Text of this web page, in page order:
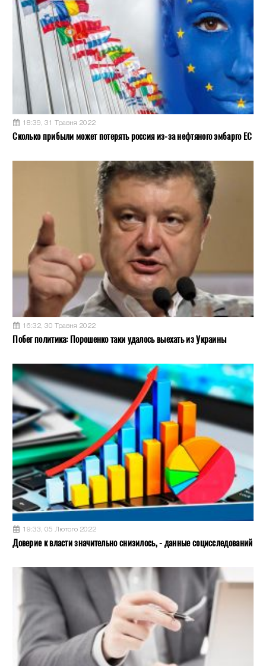
18:39, 31 Травня 2022
Сколько прибыли может потерять россия из-за нефтяного эмбарго ЕС
16:32, 30 Травня 2022
Побег политика: Порошенко таки удалось выехать из Украины
19:33, 05 Лютого 2022
Доверие к власти значительно снизилось, - данные социсследований